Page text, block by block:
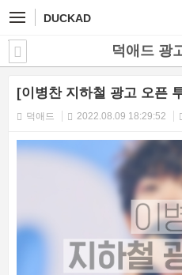
DUCKAD
덕애드 광
[이병찬 지하철 광고 오픈
덕애드 2022.08.09 18:29:52